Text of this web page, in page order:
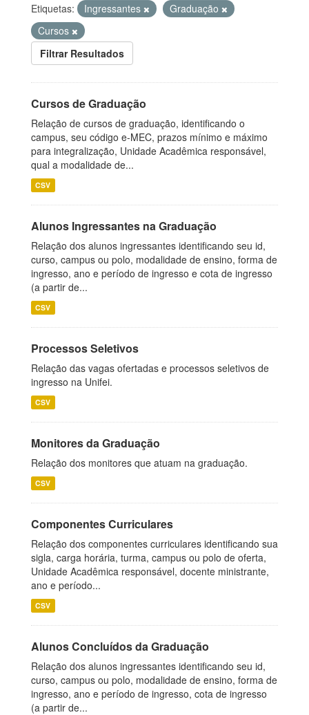
Etiquetas:
Ingressantes
Graduação
Cursos
Filtrar Resultados
Cursos de Graduação
Relação de cursos de graduação, identificando o
campus, seu código e-MEC, prazos mínimo e máximo
para integralização, Unidade Acadêmica responsável,
qual a modalidade de...
CSV
Alunos Ingressantes na Graduação
Relação dos alunos ingressantes identificando seu id,
curso, campus ou polo, modalidade de ensino, forma de
ingresso, ano e período de ingresso e cota de ingresso
(a partir de...
CSV
Processos Seletivos
Relação das vagas ofertadas e processos seletivos de
ingresso na Unifei.
CSV
Monitores da Graduação
Relação dos monitores que atuam na graduação.
CSV
Componentes Curriculares
Relação dos componentes curriculares identificando sua
sigla, carga horária, turma, campus ou polo de oferta,
Unidade Acadêmica responsável, docente ministrante,
ano e período...
CSV
Alunos Concluídos da Graduação
Relação dos alunos ingressantes identificando seu id,
curso, campus ou polo, modalidade de ensino, forma de
ingresso, ano e período de ingresso, cota de ingresso
(a partir de...